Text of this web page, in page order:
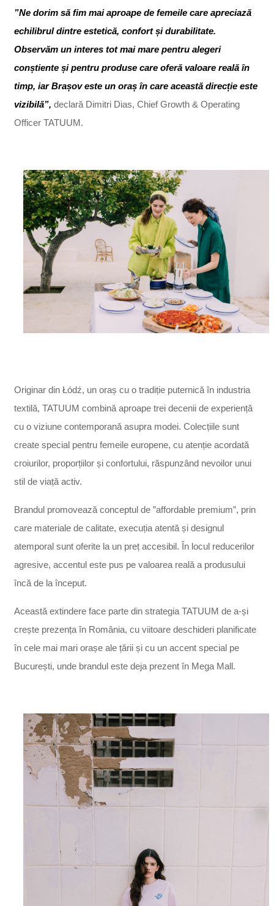
”Ne dorim să fim mai aproape de femeile care apreciază
echilibrul dintre estetică, confort și durabilitate.
Observăm un interes tot mai mare pentru alegeri
conștiente și pentru produse care oferă valoare reală în
timp, iar Brașov este un oraș în care această direcție este
vizibilă”,declară Dimitri Dias, Chief Growth & Operating
Officer TATUUM.
Originar din Łódź, un oraș cu o tradiție puternică în industria
textilă, TATUUM combină aproape trei decenii de experiență
cu o viziune contemporană asupra modei. Colecțiile sunt
create special pentru femeile europene, cu atenție acordată
croiurilor, proporțiilor și confortului, răspunzând nevoilor unui
stil de viață activ.
Brandul promovează conceptul de ”affordable premium”, prin
care materiale de calitate, execuția atentă și designul
atemporal sunt oferite la un preț accesibil. În locul reducerilor
agresive, accentul este pus pe valoarea reală a produsului
încă de la început.
Această extindere face parte din strategia TATUUM de a-și
crește prezența în România, cu viitoare deschideri planificate
în cele mai mari orașe ale țării și cu un accent special pe
București, unde brandul este deja prezent în Mega Mall.